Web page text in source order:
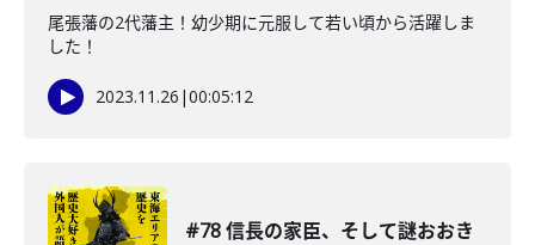
尾張藩の2代藩主！幼少期に元服して若い頃から活躍しま
した！
2023.11.26 |00:05:12
#78 信長の家臣、そして謎おおき